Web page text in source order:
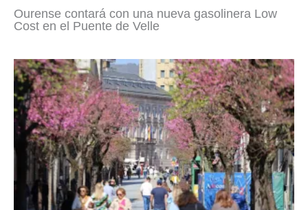
Ourense contará con una nueva gasolinera Low
Cost en el Puente de Velle